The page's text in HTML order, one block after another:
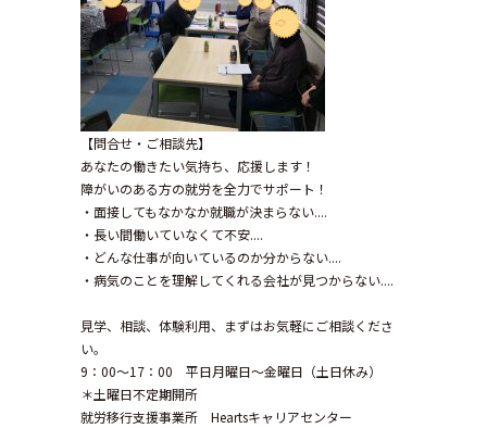
【問合せ・ご相談先】
あなたの働きたい気持ち、応援します！
障がいのある方の就労を全力でサポート！
・面接してもなかなか就職が決まらない....
・長い間働いていなくて不安....
・どんな仕事が向いているのか分からない....
・病気のことを理解してくれる会社が見つからない....
見学、相談、体験利用、まずはお気軽にご相談くださ
い。
9：00～17：00 平日月曜日～金曜日（土日休み）
＊土曜日不定期開所
就労移行支援事業所 Heartsキャリアセンター